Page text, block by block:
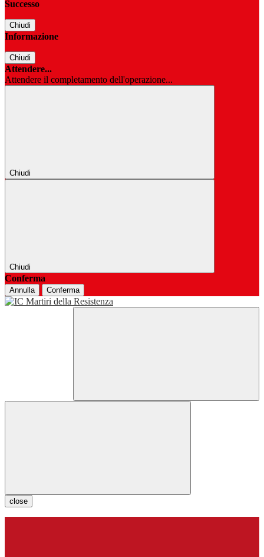
Successo
Chiudi
Informazione
Chiudi
Attendere...
Attendere il completamento dell'operazione...
Chiudi
Chiudi
Conferma
Annulla Conferma
close